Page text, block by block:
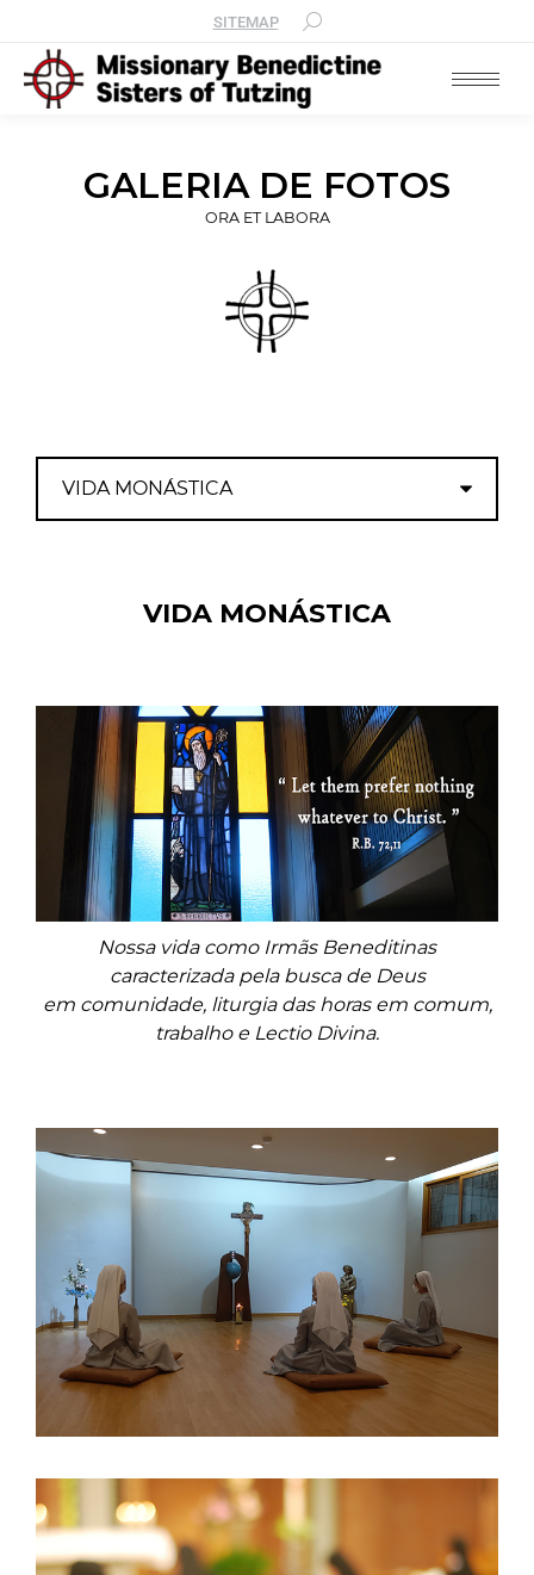
SITEMAP
GALERIA DE FOTOS
ORA ET LABORA
VIDA MONÁSTICA
VIDA MONÁSTICA
Nossa vida como Irmãs Beneditinas
caracterizada pela busca de Deus
em comunidade, liturgia das horas em comum,
trabalho e Lectio Divina.